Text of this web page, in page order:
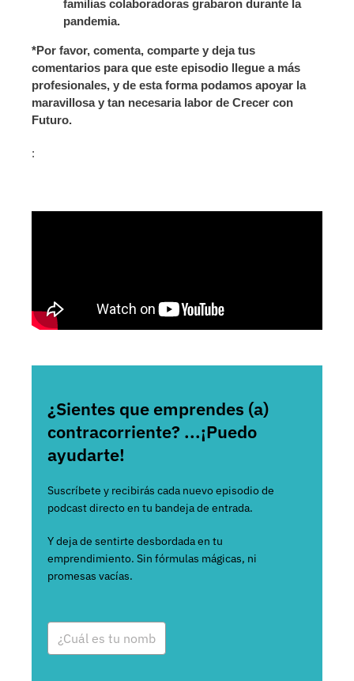
familias colaboradoras grabaron durante la
pandemia.
*Por favor, comenta, comparte y deja tus
comentarios para que este episodio llegue a más
profesionales, y de esta forma podamos apoyar la
maravillosa y tan necesaria labor de Crecer con
Futuro.
:
¿Sientes que emprendes (a)
contracorriente? ...¡Puedo
ayudarte!
Suscríbete y recibirás cada nuevo episodio de
podcast directo en tu bandeja de entrada.
Y deja de sentirte desbordada en tu
emprendimiento. Sin fórmulas mágicas, ni
promesas vacías.